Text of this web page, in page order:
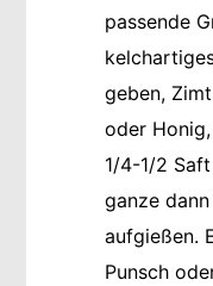
passende
geben,
oder
1/4-1/2
ganze
aufgießen.
Punsch